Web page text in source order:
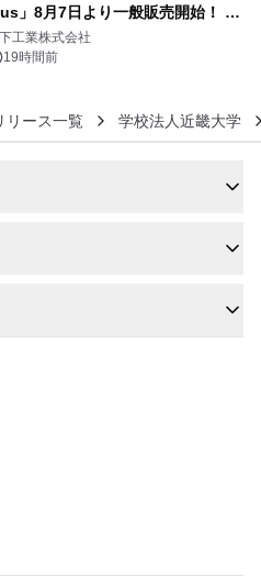
」8月7日より一般販売開始！ ケ
ル1本つなぐだけ、テレビの音が
と豊かに
工業株式会社
19時間前
リース一覧 学校法人近畿大学